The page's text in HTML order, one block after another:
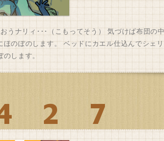
うナリィ･･･（こもってそう） 気づけば布団の中
のぼのします。 ベッドにカエル仕込んでシェリ
します。